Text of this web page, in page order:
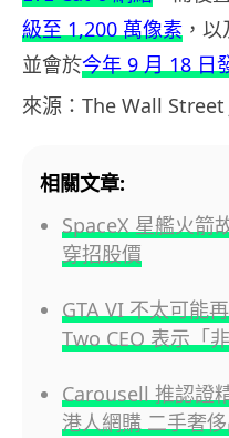
級至 1,200 萬像素 ，
並會於今年 9 月 18 日
來源：The Wall Street
相關文章:
SpaceX 星艦火箭
穿招股價
GTA VI 不太可能
Two CEO 表示「
Carousell 推認證
港人網購 二手奢